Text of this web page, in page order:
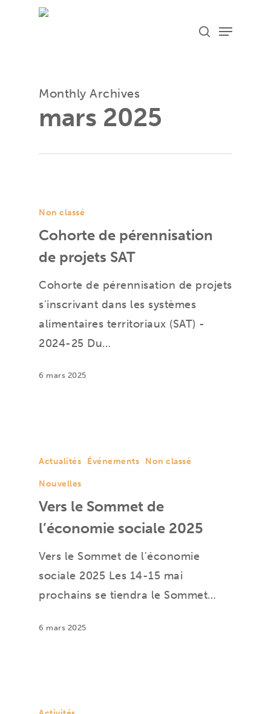
search
Menu
Monthly Archives
mars 2025
Non classé
Cohorte de pérennisation
de projets SAT
Cohorte de pérennisation de projets
s'inscrivant dans les systèmes
alimentaires territoriaux (SAT) -
2024-25 Du…
6 mars 2025
Actualités Événements Non classé
Nouvelles
Vers le Sommet de
l’économie sociale 2025
Vers le Sommet de l'économie
sociale 2025 Les 14-15 mai
prochains se tiendra le Sommet…
6 mars 2025